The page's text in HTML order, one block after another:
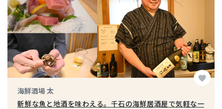
favorite
海鮮酒場 太
新鮮な魚と地酒を味わえる。千石の海鮮居酒屋で気軽な一